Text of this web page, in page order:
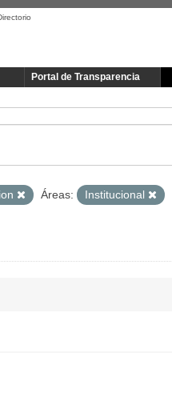
Portal de Transparencia
Áreas: Institucional